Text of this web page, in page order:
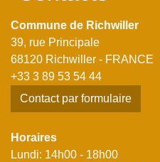
Commune de Richwiller
39, rue Principale
68120 Richwiller - FRANCE
+33 3 89 53 54 44
Contact par formulaire
Horaires
Lundi: 14h00 - 18h00